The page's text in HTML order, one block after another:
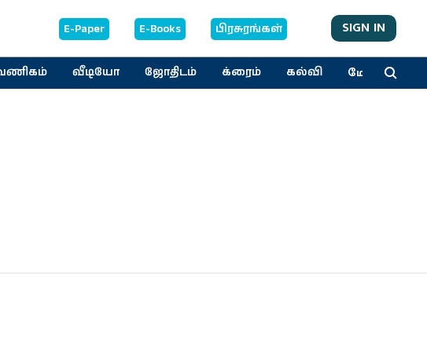
E-Paper E-Books பிரசுரங்கள் SIGN IN
வீடியோ ஜோதிடம் க்ரைம் கல்வி மேலும்